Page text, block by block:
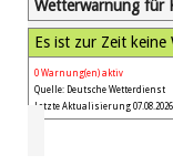
Wetterwarnung für
Es ist zur Zeit keine
0 Warnung(en) aktiv
Quelle: Deutsche Wetterdienst
Letzte Aktualisierung